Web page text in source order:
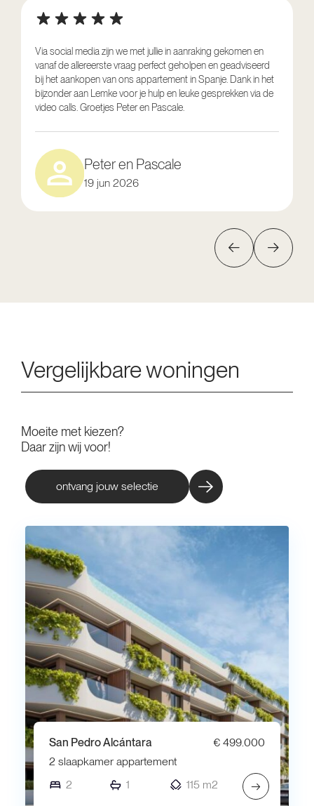
Via social media zijn we met jullie in aanraking gekomen en
vanaf de allereerste vraag perfect geholpen en geadviseerd
bij het aankopen van ons appartement in Spanje. Dank in het
bijzonder aan Lemke voor je hulp en leuke gesprekken via de
video calls. Groetjes Peter en Pascale.
Peter en Pascale
19 jun 2026
Vergelijkbare woningen
Moeite met kiezen?
Daar zijn wij voor!
ontvang jouw selectie
San Pedro Alcántara
€ 499.000
2 slaapkamer appartement
2
1 115 m2 →